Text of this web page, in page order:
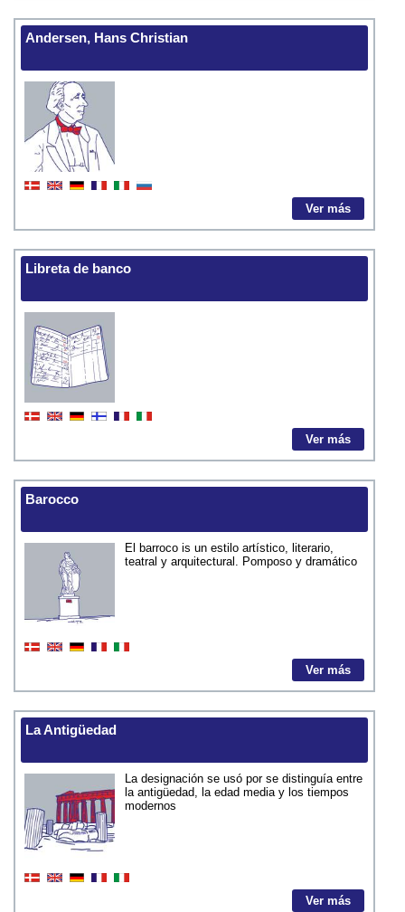
Andersen, Hans Christian
Ver más
Libreta de banco
Ver más
Barocco
El barroco is un estilo artístico, literario,
teatral y arquitectural. Pomposo y dramático
Ver más
La Antigüedad
La designación se usó por se distinguía entre
la antigüedad, la edad media y los tiempos
modernos
Ver más